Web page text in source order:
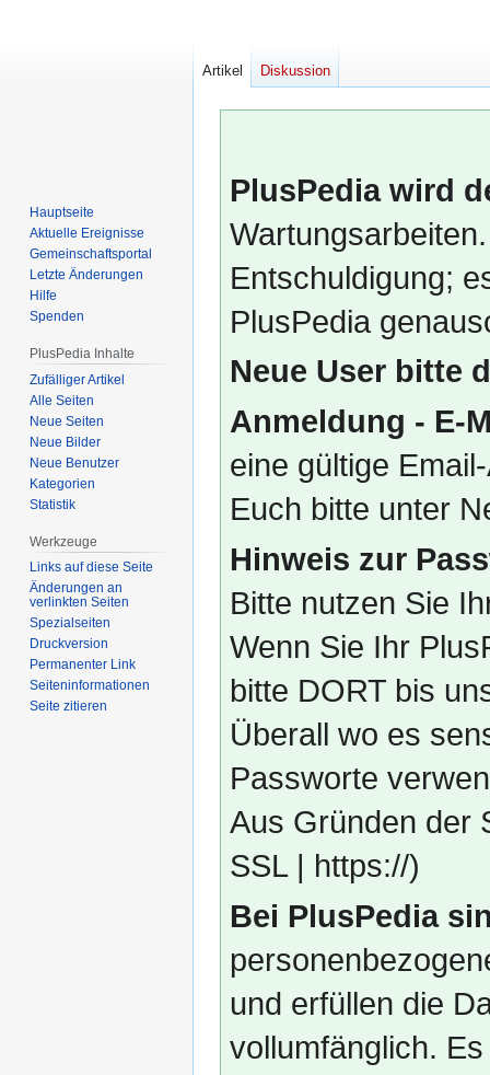
PlusPedia wird
Entschuldigung;
PlusPedia
Neue User bitte
Anmeldung - E-
eine gültige
Euch bitte unter
Hinweis zur
Bitte nutzen Sie
Wenn Sie Ihr
bitte DORT bis
Überall wo es
Passworte
Aus Gründen der
SSL | https://)
Bei PlusPedia
und erfüllen die
vollumfänglich.
Artikel Diskussion
Hauptseite
Aktuelle Ereignisse
Gemeinschafts­portal
Letzte Änderungen
Hilfe
Spenden
PlusPedia Inhalte
Zufälliger Artikel
Alle Seiten
Neue Seiten
Neue Bilder
Neue Benutzer
Kategorien
Statistik
Werkzeuge
Links auf diese Seite
Änderungen an
verlinkten Seiten
Spezialseiten
Druckversion
Permanenter Link
Seiten­­informationen
Seite zitieren